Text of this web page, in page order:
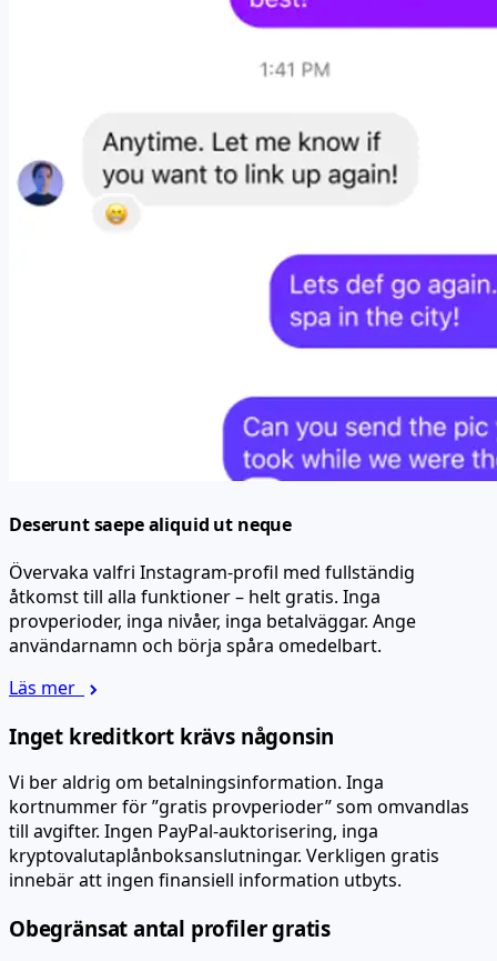
Deserunt saepe aliquid ut neque
Övervaka valfri Instagram-profil med fullständig
åtkomst till alla funktioner – helt gratis. Inga
provperioder, inga nivåer, inga betalväggar. Ange
användarnamn och börja spåra omedelbart.
Läs mer
Inget kreditkort krävs någonsin
Vi ber aldrig om betalningsinformation. Inga
kortnummer för ”gratis provperioder” som omvandlas
till avgifter. Ingen PayPal-auktorisering, inga
kryptovalutaplånboksanslutningar. Verkligen gratis
innebär att ingen finansiell information utbyts.
Obegränsat antal profiler gratis